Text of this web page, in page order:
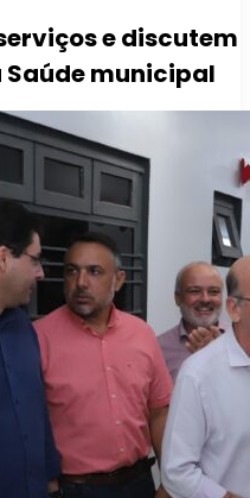
e discutem
municipal